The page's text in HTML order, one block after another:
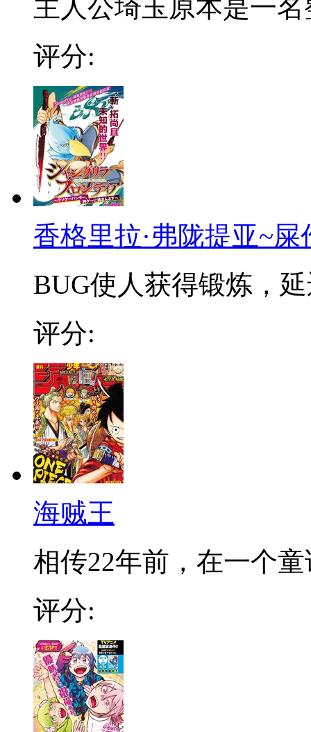
主人公埼玉原本是一名
评分:
香格里拉·弗陇提亚~
BUG使人获得锻炼，
评分:
海贼王
相传22年前，在一个
评分: